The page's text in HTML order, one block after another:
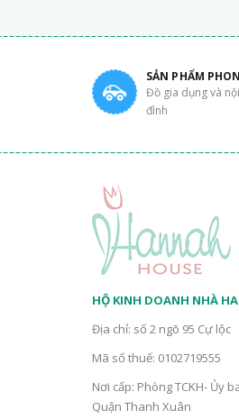
SẢN PHẨM
Đồ gia dụng và
đình
HỘ KINH DOANH NHÀ
Địa chỉ: số 2 ngõ 95 Cự lộc
Mã số thuế: 0102719555
Nơi cấp: Phòng TCKH- Ủy
Quận Thanh Xuân